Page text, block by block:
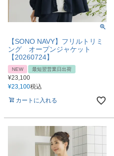
【SONO NAVY】フリルトリミ
ング オープンジャケット
【20260724】
NEW 最短翌営業日出荷
¥23,100
¥23,100税込
カートに入れる